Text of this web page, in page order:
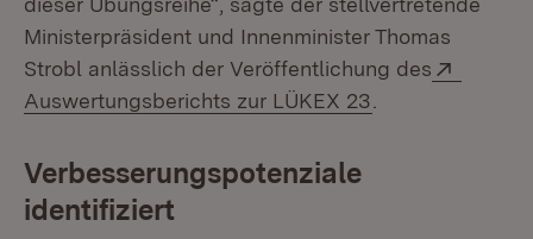
Ministerpräsident und Innenminister Thomas
Strobl anlässlich der Veröffentlichung des
Auswertungsberichts zur LÜKEX 23
Verbesserungspotenziale
identifiziert